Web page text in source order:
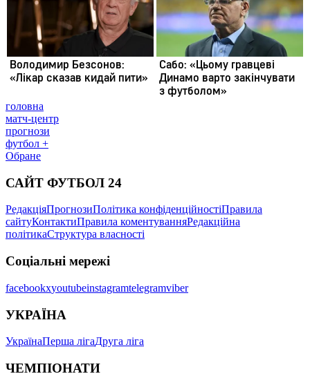
головна
матч-центр
прогнози
футбол +
Обране
САЙТ ФУТБОЛ 24
РедакціяПрогнозиПолітика конфіденційностіПравила
сайтуКонтактиПравила коментуванняРедакційна
політикаСтруктура власності
Соціальні мережі
facebookxyoutubeinstagramtelegramviber
УКРАЇНА
УкраїнаПерша лігаДруга ліга
ЧЕМПІОНАТИ